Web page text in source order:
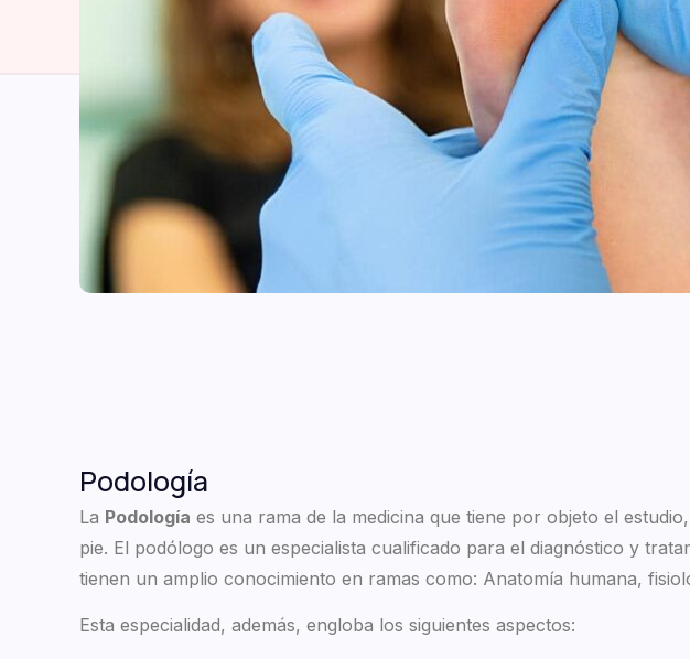
Podología
La Podología es una rama de la medicina que tiene por objeto el
pie. El podólogo es un especialista cualificado para el diagnóstico y
tienen un amplio conocimiento en ramas como: Anatomía humana,
Esta especialidad, además, engloba los siguientes aspectos: